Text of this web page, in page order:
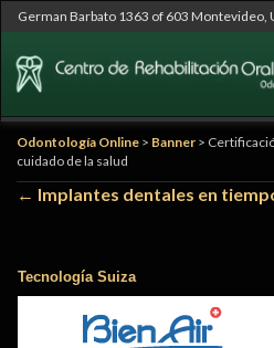
German Barbato 1363 of 603 Montevideo,
Odontología Online > Banner >
cuidado de la salud
Navegación
entradas
← Implantes dentales en
Tecnología Suiza